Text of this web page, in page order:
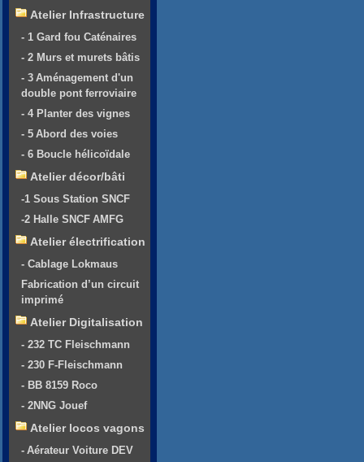
Atelier Infrastructure
- 1 Gard fou Caténaires
- 2 Murs et murets bâtis
- 3 Aménagement d'un
double pont ferroviaire
- 4 Planter des vignes
- 5 Abord des voies
- 6 Boucle hélicoïdale
Atelier décor/bâti
-1 Sous Station SNCF
-2 Halle SNCF AMFG
Atelier électrification
- Cablage Lokmaus
Fabrication d’un circuit
imprimé
Atelier Digitalisation
- 232 TC Fleischmann
- 230 F-Fleischmann
- BB 8159 Roco
- 2NNG Jouef
Atelier locos vagons
- Aérateur Voiture DEV